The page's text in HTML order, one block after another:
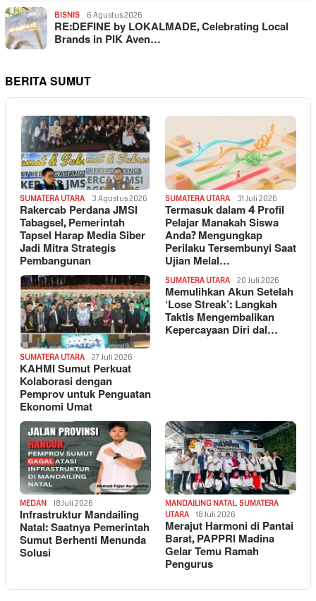
BISNIS 6 Agustus 2026
RE:DEFINE by LOKALMADE, Celebrating Local
Brands in PIK Aven…
BERITA SUMUT
SUMATERA UTARA 3 Agustus 2026
Rakercab Perdana JMSI
Tabagsel, Pemerintah
Tapsel Harap Media Siber
Jadi Mitra Strategis
Pembangunan
SUMATERA UTARA 31 Juli 2026
Termasuk dalam 4 Profil
Pelajar Manakah Siswa
Anda? Mengungkap
Perilaku Tersembunyi Saat
Ujian Melal…
SUMATERA UTARA 27 Juli 2026
KAHMI Sumut Perkuat
Kolaborasi dengan
Pemprov untuk Penguatan
Ekonomi Umat
SUMATERA UTARA 20 Juli 2026
Memulihkan Akun Setelah
‘Lose Streak’: Langkah
Taktis Mengembalikan
Kepercayaan Diri dal…
MEDAN 18 Juli 2026
Infrastruktur Mandailing
Natal: Saatnya Pemerintah
Sumut Berhenti Menunda
Solusi
MANDAILING NATAL, SUMATERA
UTARA
18 Juli 2026
Merajut Harmoni di Pantai
Barat, PAPPRI Madina
Gelar Temu Ramah
Pengurus